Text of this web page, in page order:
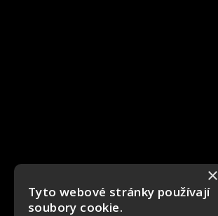
×
Tyto webové stránky používají
soubory cookie.